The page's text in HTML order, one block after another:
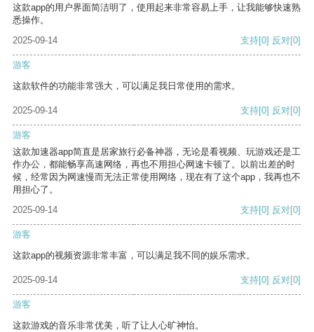
这款app的用户界面简洁明了，使用起来非常容易上手，让我能够快速熟
悉操作。
2025-09-14
支持[0] 反对[0]
游客
这款软件的功能非常强大，可以满足我日常使用的需求。
2025-09-14 支持[0] 反对[0]
游客
这款加速器app简直是居家旅行必备神器，无论是看视频、玩游戏还是工
作办公，都能畅享高速网络，再也不用担心网速卡顿了。以前出差的时
候，经常因为网速慢而无法正常使用网络，现在有了这个app，我再也不
用担心了。
2025-09-14
支持[0] 反对[0]
游客
这款app的视频资源非常丰富，可以满足我不同的娱乐需求。
2025-09-14 支持[0] 反对[0]
游客
这款游戏的音乐非常优美，听了让人心旷神怡。